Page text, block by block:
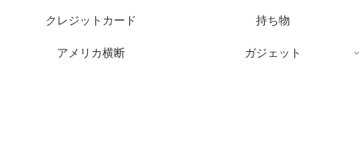
クレジットカード 持ち物
アメリカ横断 ガジェット